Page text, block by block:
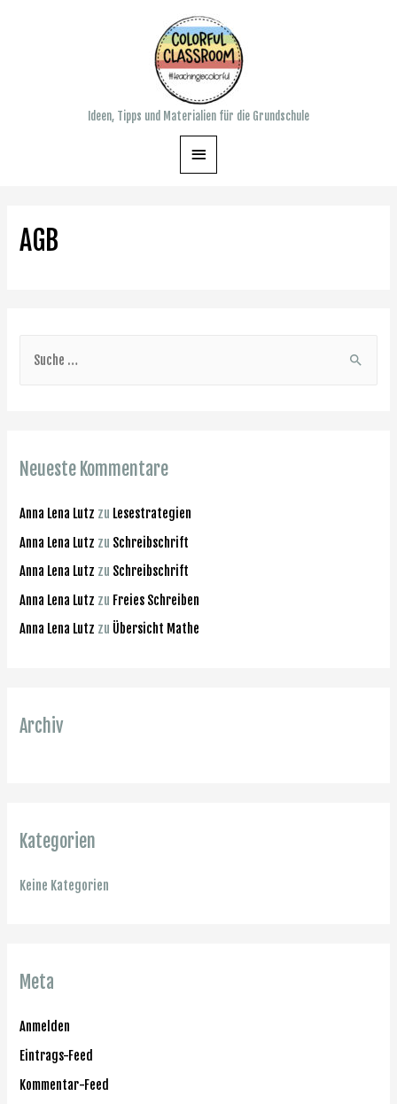
Ideen, Tipps und Materialien für die Grundschule
Hauptmenü
n
c
h
:
Neueste Kommentare
Anna Lena Lutz zu Lesestrategien
Anna Lena Lutz zu Schreibschrift
Anna Lena Lutz zu Schreibschrift
Anna Lena Lutz zu Freies Schreiben
Anna Lena Lutz zu Übersicht Mathe
Archiv
Kategorien
Keine Kategorien
Meta
Anmelden
Eintrags-Feed
Kommentar-Feed
AGB